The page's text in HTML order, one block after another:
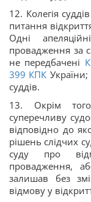
12. Колегія
питання
Одні
провадження за
не передбачені
399 КПК України;
суддів.
13. Окрім
суперечливу
відповідно до
рішень слідчих
суду про
провадження,
залишав без
відмову у